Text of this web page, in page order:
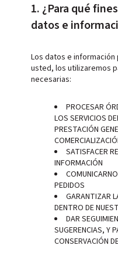
1. ¿Para qué
datos e
Los datos e
usted, los utilizaremos
necesarias:
PROCESAR
LOS SERVICIOS
PRESTACIÓN
SATISFACER
INFORMACIÓN
PEDIDOS
GARANTIZAR
DENTRO DE
DAR
SUGERENCIAS, Y
CONSERVACIÓN